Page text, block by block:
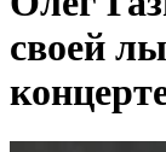
своей